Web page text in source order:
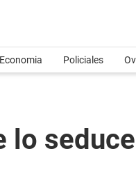
Economia Policiales
lo